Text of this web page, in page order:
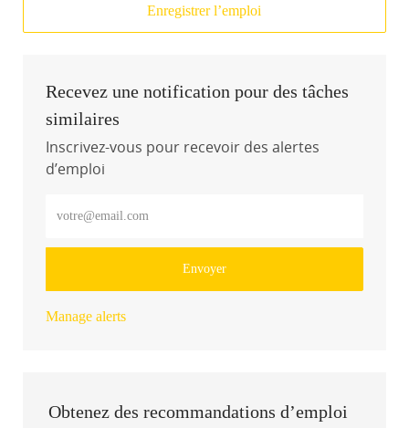
Enregistrer l’emploi
Recevez une notification pour des tâches
similaires
Inscrivez-vous pour recevoir des alertes
d’emploi
Envoyer
Manage alerts
Obtenez des recommandations d’emploi